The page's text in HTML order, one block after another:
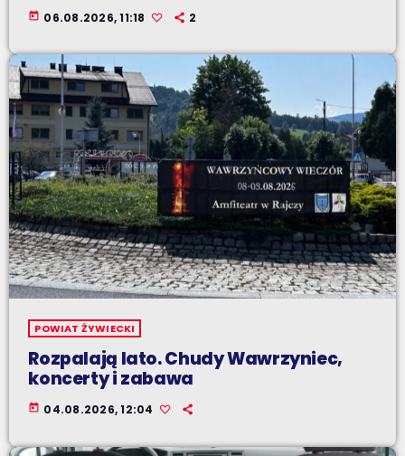
today 06.08.2026, 11:18 2
POWIAT ŻYWIECKI
Rozpalają lato. Chudy Wawrzyniec,
koncerty i zabawa
today 04.08.2026, 12:04